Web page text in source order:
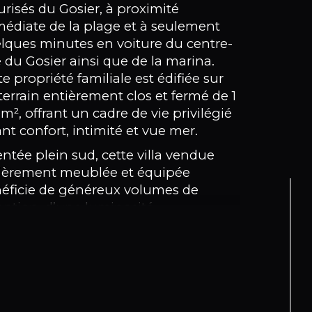
de pièces
de niveaux
du Gosier, à proximité
de la plage et à seulement
minutes en voiture du centre-
du Gosier ainsi que de la marina.
propriété familiale est édifiée sur
entièrement clos et fermé de 1
m², offrant un cadre de vie privilégié
confort, intimité et vue mer.
plein sud, cette villa vendue
meublée et équipée
de généreux volumes de
d’une luminosité